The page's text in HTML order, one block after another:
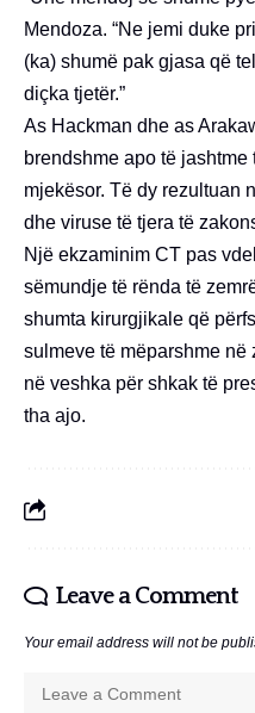
Mendoza. “Ne jemi duke
(ka) shumë pak gjasa që
diçka tjetër.”
As Hackman dhe as
brendshme apo të jashtme
mjekësor. Të dy rezultuan
dhe viruse të tjera të
Një ekzaminim CT pas
sëmundje të rënda të
shumta kirurgjikale që
sulmeve të mëparshme në
në veshka për shkak të
tha ajo.
Leave a Comment
Your email address will not be